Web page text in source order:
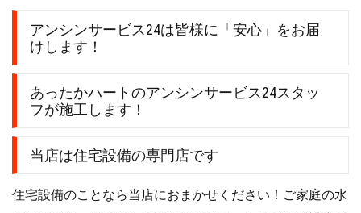
アンシンサービス24は皆様に「安心」をお届
けします！
あったかハートのアンシンサービス24スタッ
フが施工します！
当店は住宅設備の専門店です
住宅設備のことなら当店におまかせください！ご家庭の水